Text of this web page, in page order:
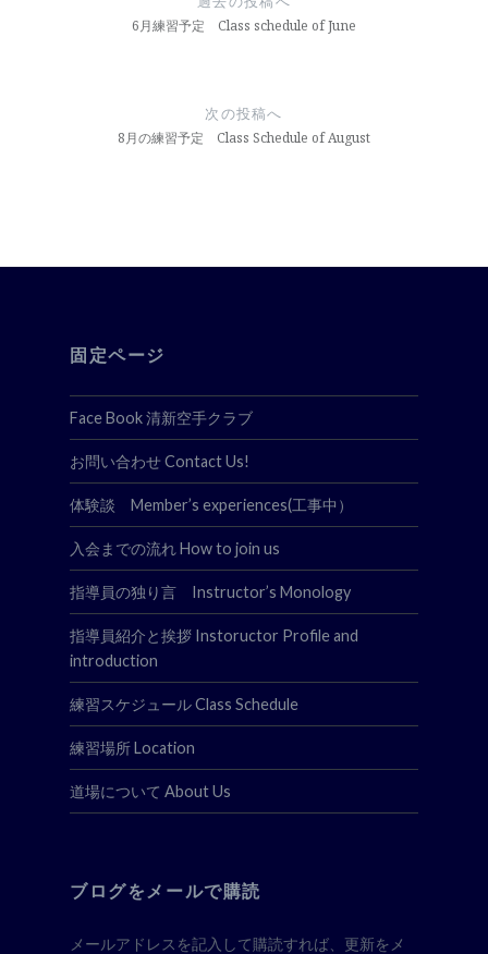
ン
6月練習予定 Class schedule of June
次の投稿へ
8月の練習予定 Class Schedule of August
固定ページ
Face Book 清新空手クラブ
お問い合わせ Contact Us!
体験談 Member’s experiences(工事中）
入会までの流れ How to join us
指導員の独り言 Instructor’s Monology
指導員紹介と挨拶 Instoructor Profile and
introduction
練習スケジュール Class Schedule
練習場所 Location
道場について About Us
ブログをメールで購読
メールアドレスを記入して購読すれば、更新をメ